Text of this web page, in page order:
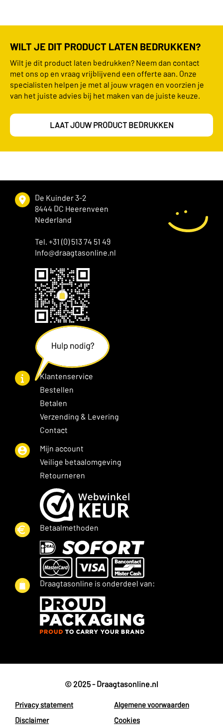
WILT JE DIT PRODUCT LATEN BEDRUKKEN?
Wilt je dit product laten bedrukken? Neem dan contact
met ons op en vraag vrijblijvend een offerte aan. Onze
specialisten helpen je met al jouw vragen en voorzien je
van het juiste advies bij het maken van de juiste keuze.
LAAT JOUW PRODUCT BEDRUKKEN
De Kuinder 3-2
8444 DC Heerenveen
Nederland
Tel. +31 (0) 513 74 51 49
Info@draagtasonline.nl
Klantenservice
Bestellen
Betalen
Verzending & Levering
Contact
Mijn account
Veilige betaalomgeving
Retourneren
Betaalmethoden
Draagtasonline is onderdeel van:
© 2025 - Draagtasonline.nl
Privacy statement
Algemene voorwaarden
Disclaimer
Cookies